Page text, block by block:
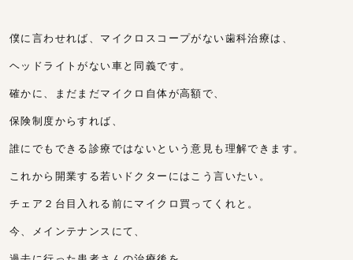
僕に言わせれば、マイクロスコープがない歯科治療は、
ヘッドライトがない車と同義です。
確かに、まだまだマイクロ自体が高額で、
保険制度からすれば、
誰にでもできる診療ではないという意見も理解できます。
これから開業する若いドクターにはこう言いたい。
チェア２台目入れる前にマイクロ買ってくれと。
今、メインテナンスにて、